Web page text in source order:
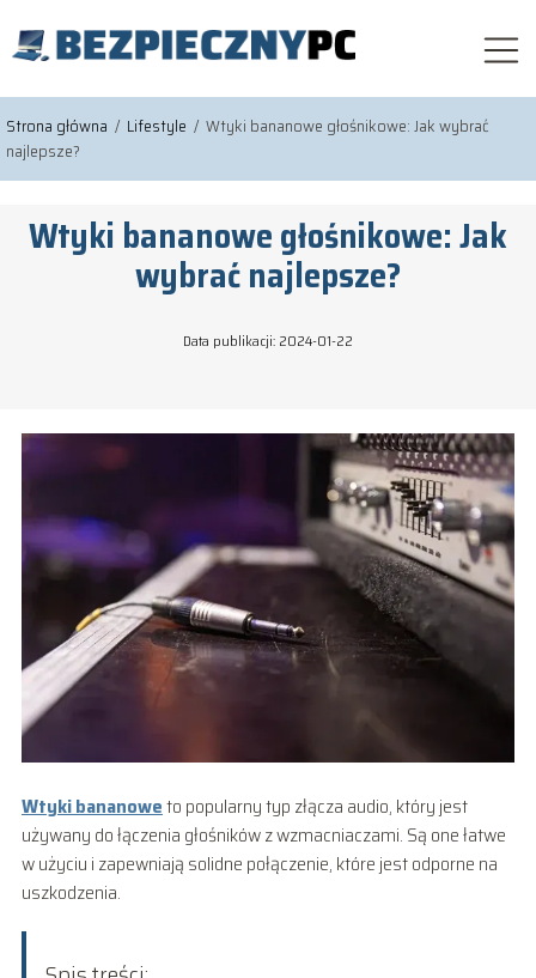
Strona główna / Lifestyle / Wtyki bananowe głośnikowe: Jak wybrać
najlepsze?
Wtyki bananowe głośnikowe: Jak
wybrać najlepsze?
Data publikacji: 2024-01-22
Wtyki bananoweto popularny typ złącza audio, który jest
używany do łączenia głośników z wzmacniaczami. Są one łatwe
w użyciu i zapewniają solidne połączenie, które jest odporne na
uszkodzenia.